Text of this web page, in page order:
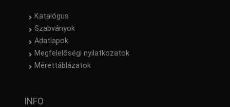
Katalógus
Szabványok
Adatlapok
Megfelelőségi nyilatkozatok
Mérettáblázatok
INFO